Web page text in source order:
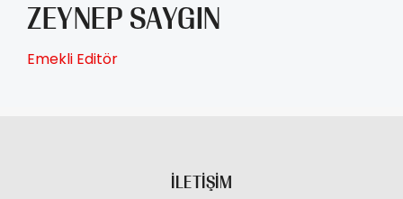
ZEYNEP SAYGIN
Emekli Editör
İLETİŞİM